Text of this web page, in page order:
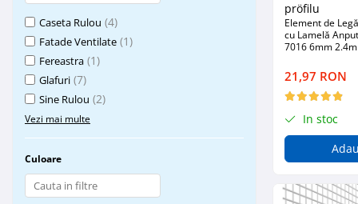
Benzi Gips Carton
Dibluri Gips Carton
Profile Gips Carton
Ipsos îmbinare Gips Carton
Plăci Gips Carton
Acoperiri Elastice, Textile și din
Lemn
Adezivi Acoperiri Elastice și Textile
Adezivi Parchet și Lemn
Produse pentru Curățare
Caseta Rulou (4)
Fatade Ventilate (1)
Fereastra (1)
Glafuri (7)
Sine Rulou (2)
Vezi mai multe
Culoare
pröfilu
Element de
cu Lamelă
7016 6mm 2.4m
21,97 RON
In stoc